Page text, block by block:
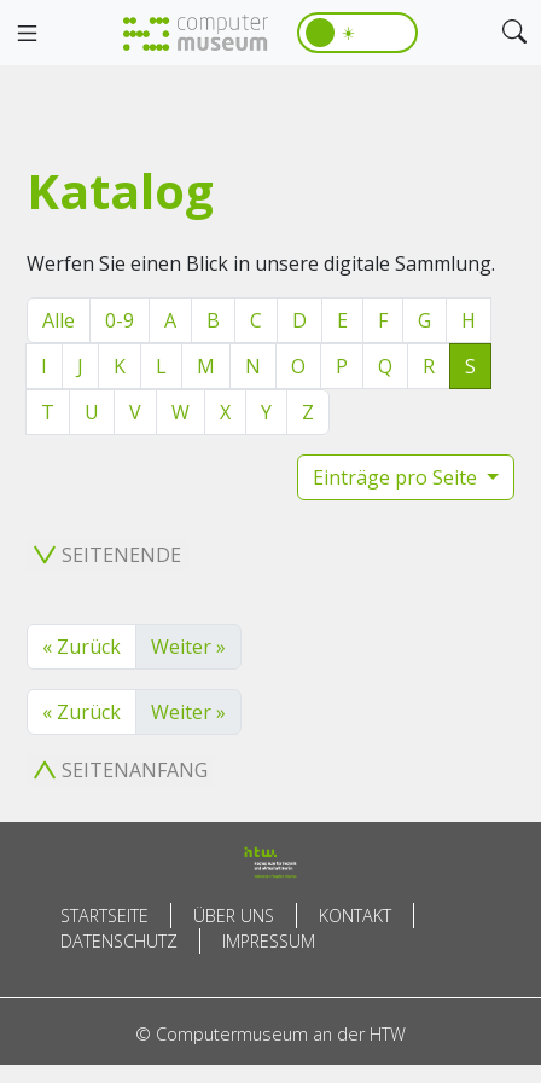
☀️
Katalog
Werfen Sie einen Blick in unsere digitale Sammlung.
Alle 0-9 A B C D E F G
H
I
J K L M N O P Q R
S
T
U V W X Y Z
Einträge pro Seite
SEITENENDE
« Zurück Weiter »
« Zurück Weiter »
SEITENANFANG
STARTSEITE ÜBER UNS
KONTAKT
DATENSCHUTZ
IMPRESSUM
© Computermuseum an der HTW